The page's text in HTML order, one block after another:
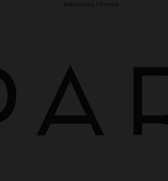
Ballerines Femme